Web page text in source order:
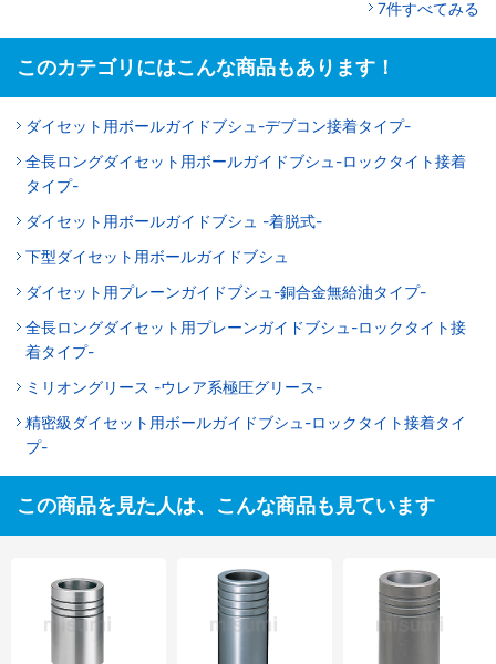
7件すべてみる
このカテゴリにはこんな商品もあります！
ダイセット用ボールガイドブシュ-デブコン接着タイプ-
全長ロングダイセット用ボールガイドブシュ-ロックタイト接着
タイプ-
ダイセット用ボールガイドブシュ -着脱式-
下型ダイセット用ボールガイドブシュ
ダイセット用プレーンガイドブシュ-銅合金無給油タイプ-
全長ロングダイセット用プレーンガイドブシュ-ロックタイト接
着タイプ-
ミリオングリース -ウレア系極圧グリース-
精密級ダイセット用ボールガイドブシュ-ロックタイト接着タイ
プ-
この商品を見た人は、こんな商品も見ています